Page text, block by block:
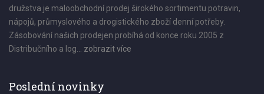
družstva je maloobchodní prodej širokého sortimentu potravin,
nápojů, průmyslového a drogistického zboží denní potřeby.
Zásobování našich prodejen probíhá od konce roku 2005 z
Distribučního a log... zobrazit více
Poslední novinky